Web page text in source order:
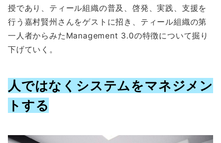
授であり、ティール組織の普及、啓発、実践、支援を
行う嘉村賢州さんをゲストに招き、ティール組織の第
一人者からみたManagement 3.0の特徴について掘り
下げていく。
人ではなくシステムをマネジメン
トする